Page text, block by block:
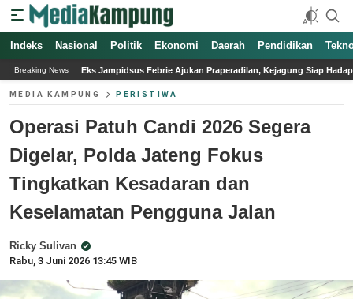
Indeks Nasional Politik Ekonomi Daerah Pendidikan
Breaking News
Febrie Ajukan Praperadilan, Kejagung Siap Hadapi Kita Selalu Merasa
MEDIA KAMPUNG PERISTIWA
Operasi Patuh Candi 2026 Segera
Digelar, Polda Jateng Fokus
Tingkatkan Kesadaran dan
Keselamatan Pengguna Jalan
Ricky Sulivan
Rabu, 3 Juni 2026 13:45 WIB